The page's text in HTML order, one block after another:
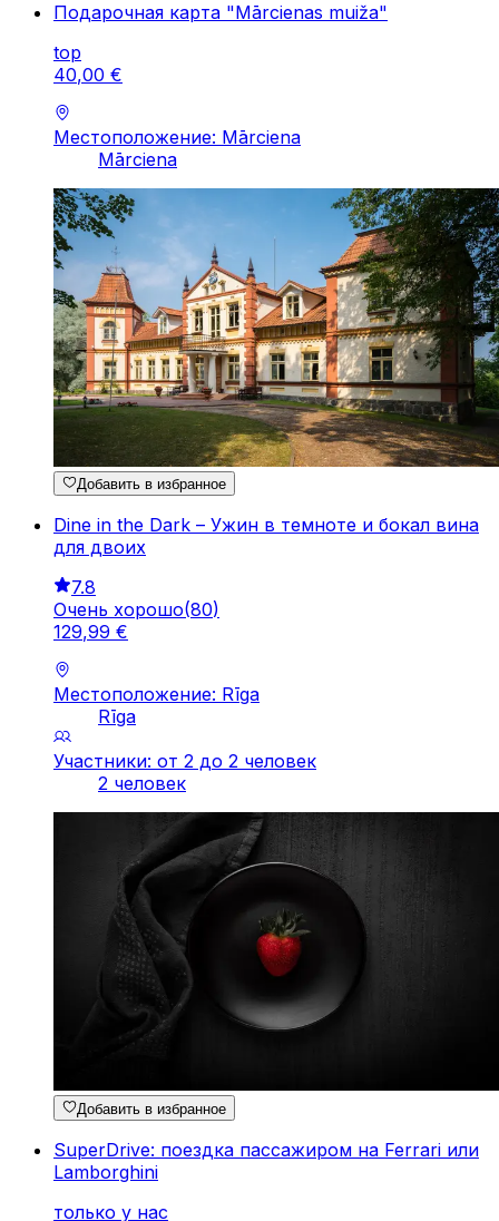
Подарочная карта "Mārcienas muiža"
top
40,00 €
Местоположение: Mārciena
Mārciena
Добавить в избранное
Dine in the Dark – Ужин в темноте и бокал вина
для двоих
7.8
Очень хорошо(80)
129,99 €
Местоположение: Rīga
Rīga
Участники: от 2 до 2 человек
2 человек
Добавить в избранное
SuperDrive: поездка пассажиром на Ferrari или
Lamborghini
только у нас